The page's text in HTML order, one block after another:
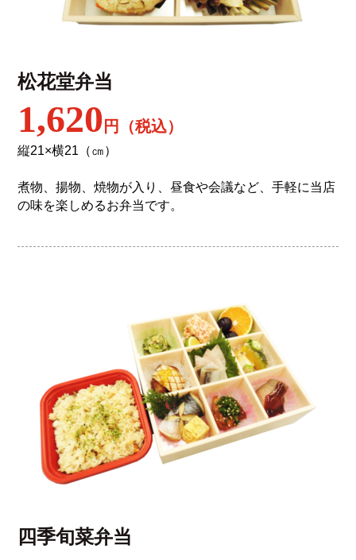
松花堂弁当
1,620 円（税込）
縦21×横21（㎝）
煮物、揚物、焼物が入り、昼食や会議など、手軽に当店
の味を楽しめるお弁当です。
四季旬菜弁当